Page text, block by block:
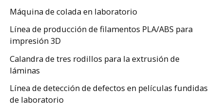
Máquina de colada en laboratorio
Línea de producción de filamentos PLA/ABS para
impresión 3D
Calandra de tres rodillos para la extrusión de
láminas
Línea de detección de defectos en películas fundidas
de laboratorio